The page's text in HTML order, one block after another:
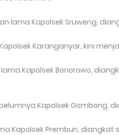
lama Kapolsek Sruweng,
Karanganyar, kini
lama Kapolsek Bonorowo,
Kapolsek Gombong,
Kapolsek Prembun,